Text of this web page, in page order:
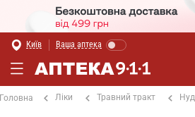
Київ Ваша аптека
Головна Ліки Травний тракт